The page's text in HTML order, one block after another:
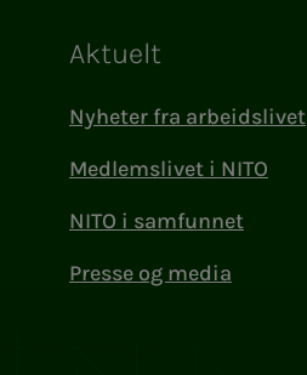
Aktuelt
Nyheter fra arbeidslivet
Medlemslivet i NITO
NITO i samfunnet
Presse og media